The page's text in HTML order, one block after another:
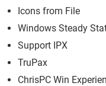
Icons from File
Windows Steady
Support IPX
TruPax
ChrisPC Win